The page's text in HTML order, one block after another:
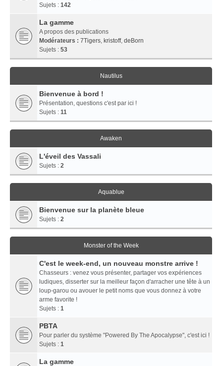
Sujets : 142
La gamme
A propos des publications
Modérateurs : 7Tigers, kristoff, deBorn
Sujets : 53
Nautilus
Bienvenue à bord !
Présentation, questions c'est par ici !
Sujets : 11
Awaken
L'éveil des Vassali
Sujets : 2
Aquablue
Bienvenue sur la planète bleue
Sujets : 2
Monster of the Week
C'est le week-end, un nouveau monstre arrive !
Chasseurs : venez vous présenter, partager vos expériences
ludiques, disserter sur la meilleur façon d'arracher une tête à un
loup-garou ou avouer le petit noms que vous donnez à votre
arme favorite !
Sujets : 1
PBTA
Pour parler du système "Powered By The Apocalypse", c'est ici !
Sujets : 1
La gamme